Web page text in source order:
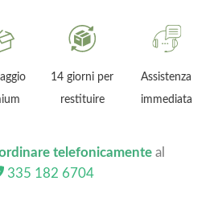
per
Assistenza
immediata
Garanzia sul
trasporto
telefonicamente al
335 182 6704